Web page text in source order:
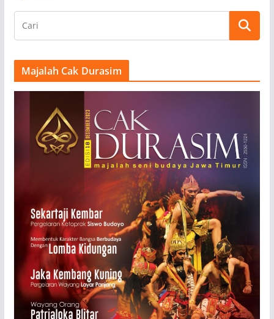
Majalah Cak Durasim